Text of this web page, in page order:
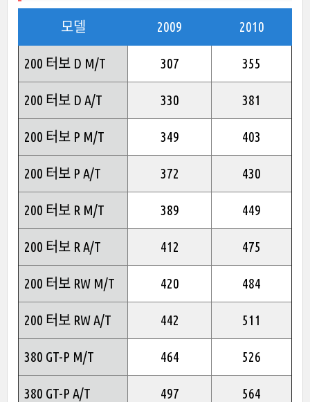
모델 2009 2010
200 터보 D M/T 307 355
200 터보 D A/T 330 381
200 터보 P M/T 349 403
200 터보 P A/T 372 430
200 터보 R M/T 389 449
200 터보 R A/T 412 475
200 터보 RW M/T 420 484
200 터보 RW A/T 442 511
380 GT-P M/T 464 526
380 GT-P A/T 497 564